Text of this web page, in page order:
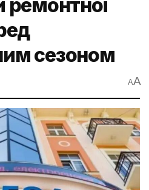
ремонтної
сезоном
AA